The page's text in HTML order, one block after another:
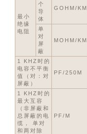
最小
绝缘
电阻
个
导
体
GOHM/KM
单
对
屏
蔽
MOHM/KM
1 KHZ时的
电容不平衡
值（对：对
屏蔽）
PF/250M
1 KHZ时的
最大互容
（非屏蔽和
总屏蔽的电
缆， 单对
和两对除
PF/M